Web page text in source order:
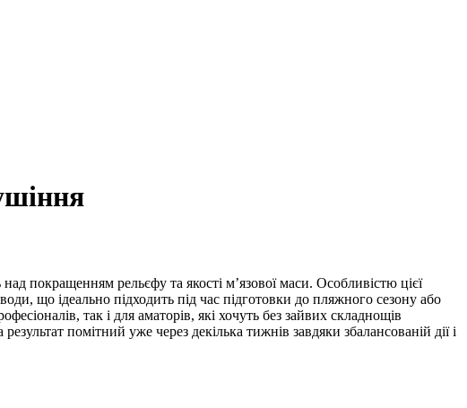
покращенням рельєфу та якості м’язової маси. Особливістю цієї
що ідеально підходить під час підготовки до пляжного сезону або
так і для аматорів, які хочуть без зайвих складнощів
помітний уже через декілька тижнів завдяки збалансованій дії і